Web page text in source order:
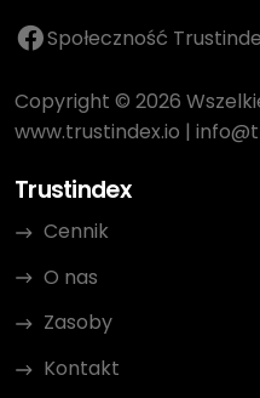
Społeczność
Copyright © 2026
www.trustindex.io |
Trustindex
Cennik
O nas
Zasoby
Kontakt